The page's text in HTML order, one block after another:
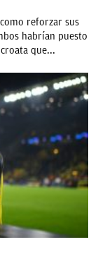
reforzar sus
habrían puesto
que...